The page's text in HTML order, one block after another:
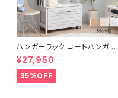
ハンガーラック コートハンガー
ワードローブ フリーラック クロ
ーゼット 幅80 新生活 一人暮ら
し
¥27,950
35%OFF